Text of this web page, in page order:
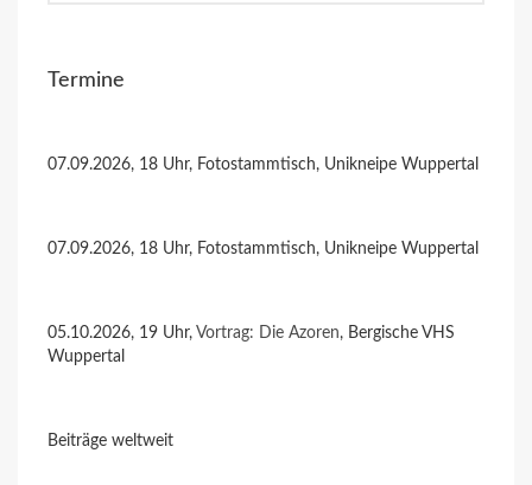
Termine
07.09.2026, 18 Uhr, Fotostammtisch, Unikneipe Wuppertal
07.09.2026, 18 Uhr, Fotostammtisch, Unikneipe Wuppertal
05.10.2026, 19 Uhr, Vortrag: Die Azoren, Bergische VHS
Wuppertal
Beiträge weltweit